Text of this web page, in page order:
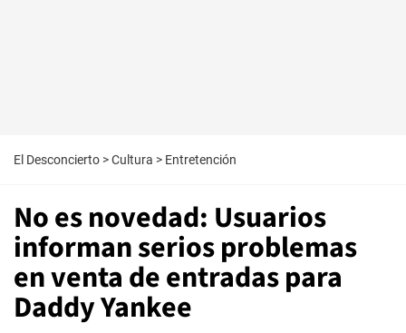
El Desconcierto >Cultura > Entretención
No es novedad: Usuarios
informan serios problemas
en venta de entradas para
Daddy Yankee